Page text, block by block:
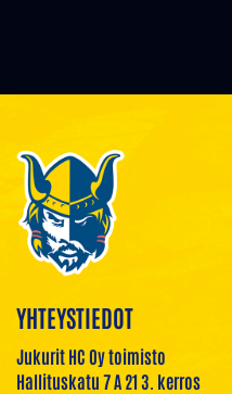
YHTEYSTIEDOT
Jukurit HC Oy toimisto
Hallituskatu 7 A 21 3. kerros